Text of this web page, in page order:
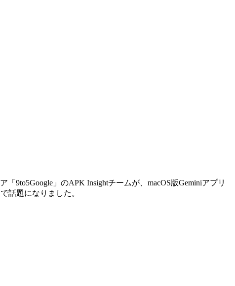
9to5Google」のAPK Insightチームが、macOS版Geminiアプリ
話題になりました。